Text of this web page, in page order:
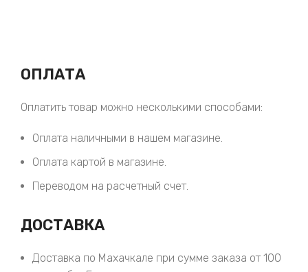
ОПЛАТА
Оплатить товар можно несколькими способами:
Оплата наличными в нашем магазине.
Оплата картой в магазине.
Переводом на расчетный счет.
ДОСТАВКА
Доставка по Махачкале при сумме заказа от 100